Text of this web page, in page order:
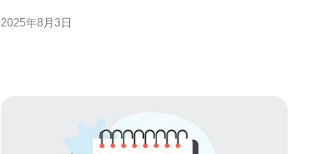
入探讨**欧洲VPS日租服务**的优势及其广泛的应用场景。
2025年8月3日